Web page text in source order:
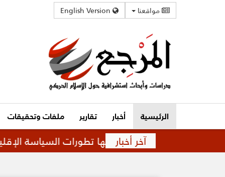
مواقعنا
الرئيسية أخبار تقارير ملفات وتحقيقات
آخر أخبار
متوترة تفرضها تطورات السياسة الإقليمية